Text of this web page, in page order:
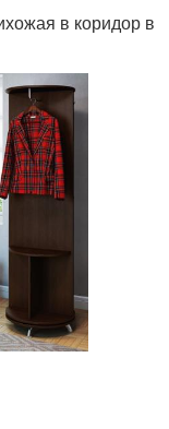
в коридор в